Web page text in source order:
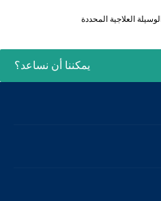
العلاجية المحددة
يمكننا أن نساعد؟